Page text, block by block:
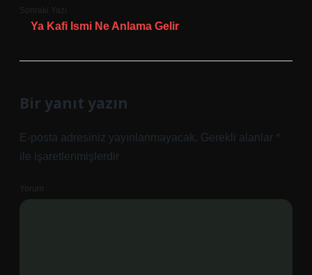
Sonraki Yazı
Ya Kafi Ismi Ne Anlama Gelir
Bir yanıt yazın
E-posta adresiniz yayınlanmayacak. Gerekli alanlar *
ile işaretlenmişlerdir
Yorum